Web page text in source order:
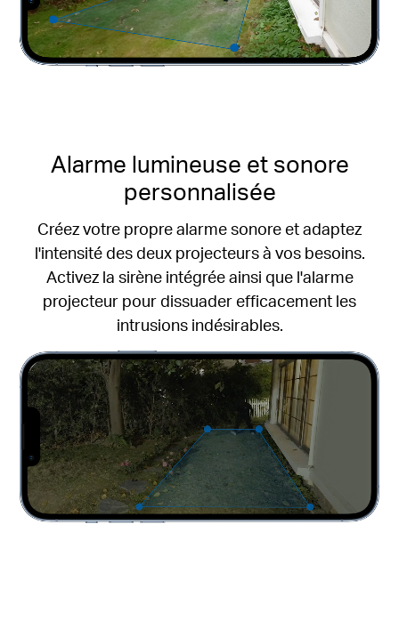
Alarme lumineuse et sonore
personnalisée
Créez votre propre alarme sonore et adaptez
l'intensité des deux projecteurs à vos besoins.
Activez la sirène intégrée ainsi que l'alarme
projecteur pour dissuader efficacement les
intrusions indésirables.